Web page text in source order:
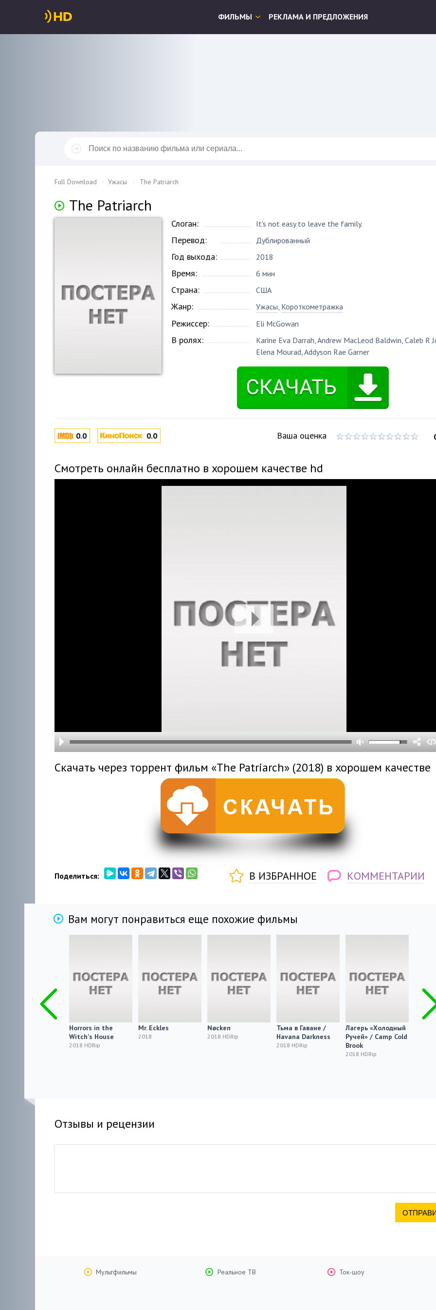
ФИЛЬМЫ РЕКЛАМА И ПРЕДЛОЖЕНИЯ
Full Download Ужасы The Patriarch
The Patriarch
Слоган: It's not easy to leave the family.
Перевод: Дублированный
Год выхода: 2018
Время: 6 мин
Страна: США
Жанр: Ужасы, Короткометражка
Режиссер: Eli McGowan
В ролях: Karine Eva Darrah,Andrew MacLeod Baldwin, Caleb R
Elena Mourad,Addyson Rae Garner
0.0 0.0 Ваша оценка
Смотреть онлайн бесплатно в хорошем качестве hd
Скачать через торрент фильм «The Patriarch» (2018) в хорошем качестве
Поделиться: В ИЗБРАННОЕ КОММЕНТАРИИ
Вам могут понравиться еще похожие фильмы
Horrors in the
Witch's House
2018 HDRip
Mr. Eckles
2018
Nøcken
2018 HDRip
Тьма в Гаване /
Havana Darkness
2018 HDRip
Лагерь «Холодный
Ручей» / Camp Cold
Brook
2018 HDRip
Отзывы и рецензии
Мультфильмы Реальное ТВ Ток-шоу